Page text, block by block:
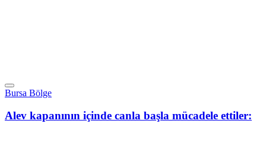
Bursa Bölge
Alev kapanının içinde canla başla mücadele ettiler: